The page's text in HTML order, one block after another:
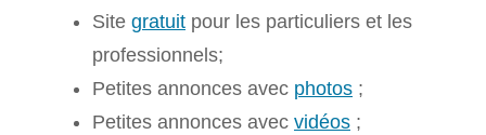
Site gratuit pour les particuliers et les
professionnels;
Petites annonces avec photos ;
Petites annonces avec vidéos ;